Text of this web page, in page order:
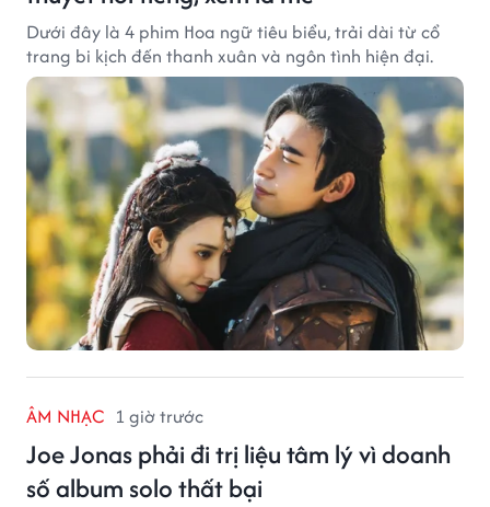
Dưới đây là 4 phim Hoa ngữ tiêu biểu, trải dài từ cổ
trang bi kịch đến thanh xuân và ngôn tình hiện đại.
ÂM NHẠC 1 giờ trước
Joe Jonas phải đi trị liệu tâm lý vì doanh
số album solo thất bại